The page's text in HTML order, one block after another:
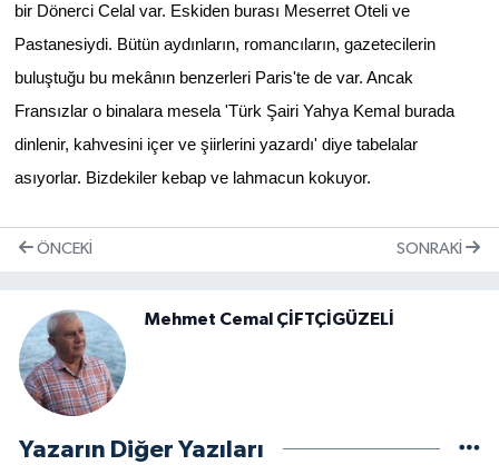
bir Dönerci Celal var. Eskiden burası Meserret Oteli ve
Pastanesiydi. Bütün aydınların, romancıların, gazetecilerin
buluştuğu bu mekânın benzerleri Paris'te de var. Ancak
Fransızlar o binalara mesela 'Türk Şairi Yahya Kemal burada
dinlenir, kahvesini içer ve şiirlerini yazardı' diye tabelalar
asıyorlar. Bizdekiler kebap ve lahmacun kokuyor.
ÖNCEKI SONRAKI
Mehmet Cemal ÇİFTÇİGÜZELİ
Yazarın Diğer Yazıları